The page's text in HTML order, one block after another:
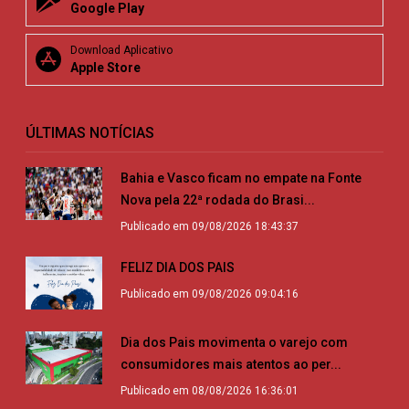
Google Play
Download Aplicativo
Apple Store
ÚLTIMAS NOTÍCIAS
Bahia e Vasco ficam no empate na Fonte
Nova pela 22ª rodada do Brasi...
Publicado em 09/08/2026 18:43:37
FELIZ DIA DOS PAIS
Publicado em 09/08/2026 09:04:16
Dia dos Pais movimenta o varejo com
consumidores mais atentos ao per...
Publicado em 08/08/2026 16:36:01